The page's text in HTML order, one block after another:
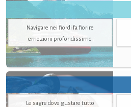
Navigare nei fiordi fa fiorire
emozioni profondissime
Le sagre dove gustare tutto